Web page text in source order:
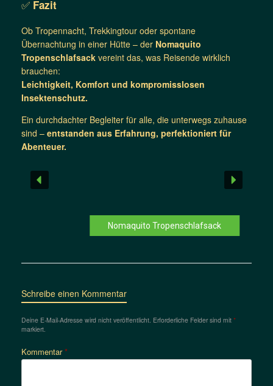
✅ Fazit
Ob Tropennacht, Trekkingtour oder spontane
Übernachtung in einer Hütte – der Nomaquito
Tropenschlafsack vereint das, was Reisende wirklich
brauchen:
Leichtigkeit, Komfort und kompromisslosen
Insektenschutz.
Ein durchdachter Begleiter für alle, die unterwegs zuhause
sind – entstanden aus Erfahrung, perfektioniert für
Abenteuer.
Nomaquito Tropenschlafsack
Schreibe einen Kommentar
Deine E-Mail-Adresse wird nicht veröffentlicht. Erforderliche Felder sind mit *
markiert.
Kommentar*